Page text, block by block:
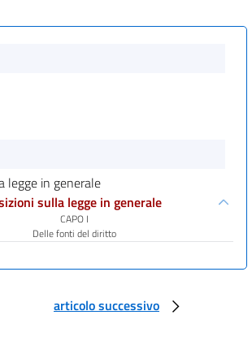
legge in generale
sulla legge in generale
CAPO I
Delle fonti del diritto
articolo successivo